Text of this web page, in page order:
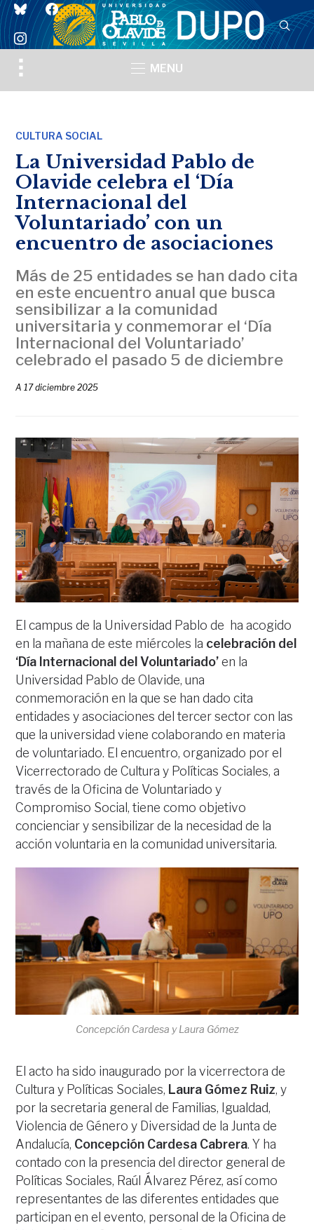
blueskyfacebook
instagram
Toggle
sidebar
MENU
CULTURA SOCIAL
La Universidad Pablo de
Olavide celebra el ‘Día
Internacional del
Voluntariado’ con un
encuentro de asociaciones
Más de 25 entidades se han dado cita
en este encuentro anual que busca
sensibilizar a la comunidad
universitaria y conmemorar el ‘Día
Internacional del Voluntariado’
celebrado el pasado 5 de diciembre
A17 diciembre 2025
El campus de la Universidad Pablo de ha acogido
en la mañana de este miércoles la celebración del
‘Día Internacional del Voluntariado’en la
Universidad Pablo de Olavide, una
conmemoración en la que se han dado cita
entidades y asociaciones del tercer sector con las
que la universidad viene colaborando en materia
de voluntariado. El encuentro, organizado por el
Vicerrectorado de Cultura y Políticas Sociales, a
través de la Oficina de Voluntariado y
Compromiso Social, tiene como objetivo
concienciar y sensibilizar de la necesidad de la
acción voluntaria en la comunidad universitaria.
Concepción Cardesa y Laura Gómez
El acto ha sido inaugurado por la vicerrectora de
Cultura y Políticas Sociales, Laura Gómez Ruiz, y
por la secretaria general de Familias, Igualdad,
Violencia de Género y Diversidad de la Junta de
Andalucía, Concepción Cardesa Cabrera. Y ha
contado con la presencia del director general de
Políticas Sociales, Raúl Álvarez Pérez, así como
representantes de las diferentes entidades que
participan en el evento, personal de la Oficina de